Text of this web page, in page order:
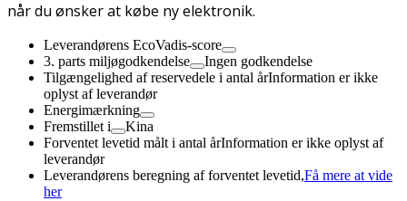
når du ønsker at købe ny elektronik.
Leverandørens EcoVadis-score
3. parts miljøgodkendelse
Ingen godkendelse
Tilgængelighed af reservedele i antal årInformation er ikke
oplyst af leverandør
Energimærkning
Fremstillet i
Kina
Forventet levetid målt i antal årInformation er ikke oplyst af
leverandør
Leverandørens beregning af forventet levetid,Få mere at vide
her